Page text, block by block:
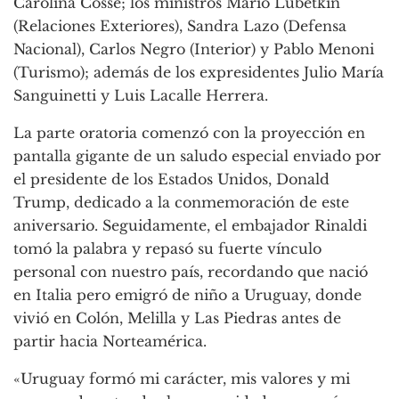
(Relaciones Exteriores), Sandra Lazo (Defensa
Nacional), Carlos Negro (Interior) y Pablo Menoni
(Turismo); además de los expresidentes Julio María
Sanguinetti y Luis Lacalle Herrera.
La parte oratoria comenzó con la proyección en
pantalla gigante de un saludo especial enviado por
el presidente de los Estados Unidos, Donald
Trump, dedicado a la conmemoración de este
aniversario. Seguidamente, el embajador Rinaldi
tomó la palabra y repasó su fuerte vínculo
personal con nuestro país, recordando que nació
en Italia pero emigró de niño a Uruguay, donde
vivió en Colón, Melilla y Las Piedras antes de
partir hacia Norteamérica.
«Uruguay formó mi carácter, mis valores y mi